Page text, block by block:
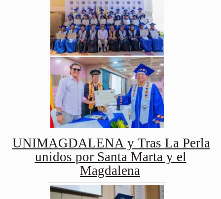
UNIMAGDALENA y Tras La Perla
unidos por Santa Marta y el
Magdalena